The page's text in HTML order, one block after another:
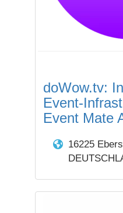
doWow.tv:
Event-
Event Mate
16225